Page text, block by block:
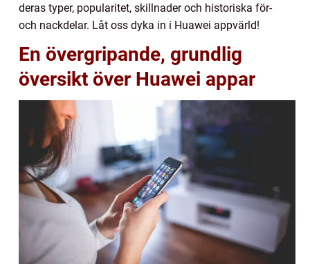
deras typer, popularitet, skillnader och historiska för-
och nackdelar. Låt oss dyka in i Huawei appvärld!
En övergripande, grundlig
översikt över Huawei appar